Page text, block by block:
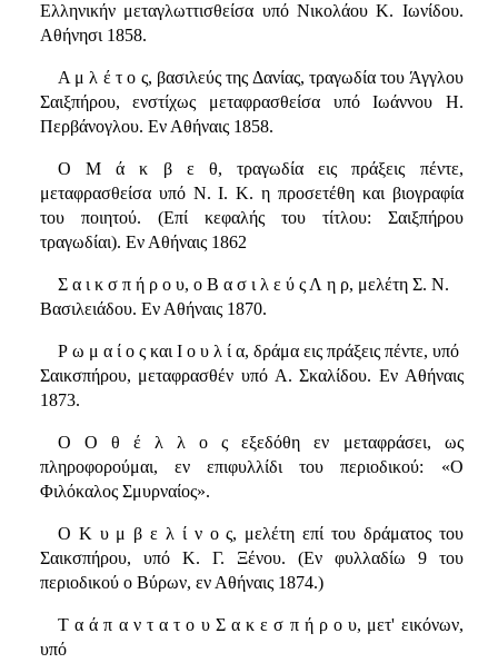
Ελληνικήν μεταγλωττισθείσα υπό Νικολάου Κ. Ιωνίδου.
Αθήνησι 1858.
Α μ λ έ τ ο ς, βασιλεύς της Δανίας, τραγωδία του Άγγλου
Σαιξπήρου, ενστίχως μεταφρασθείσα υπό Ιωάννου Η.
Περβάνογλου. Εν Αθήναις 1858.
Ο Μ ά κ β ε θ, τραγωδία εις πράξεις πέντε,
μεταφρασθείσα υπό Ν. I. Κ. η προσετέθη και βιογραφία
του ποιητού. (Επί κεφαλής του τίτλου: Σαιξπήρου
τραγωδίαι). Εν Αθήναις 1862
Σ α ι κ σ π ή ρ ο υ, ο Β α σ ι λ ε ύ ς Λ η ρ, μελέτη Σ. Ν.
Βασιλειάδου. Εν Αθήναις 1870.
Ρ ω μ α ί ο ς και Ι ο υ λ ί α, δράμα εις πράξεις πέντε, υπό
Σαικσπήρου, μεταφρασθέν υπό Α. Σκαλίδου. Εν Αθήναις
1873.
Ο Ο θ έ λ λ ο ς εξεδόθη εν μεταφράσει, ως
πληροφορούμαι, εν επιφυλλίδι του περιοδικού: «Ο
Φιλόκαλος Σμυρναίος».
Ο Κ υ μ β ε λ ί ν ο ς, μελέτη επί του δράματος του
Σαικσπήρου, υπό Κ. Γ. Ξένου. (Εν φυλλαδίω 9 του
περιοδικού ο Βύρων, εν Αθήναις 1874.)
Τ α ά π α ν τ α τ ο υ Σ α κ ε σ π ή ρ ο υ, μετ' εικόνων,
υπό